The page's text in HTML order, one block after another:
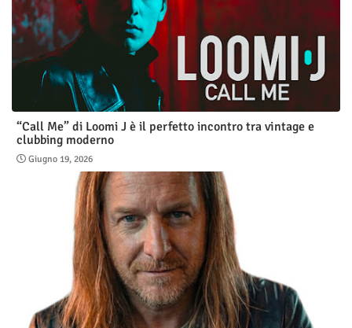
“Call Me” di Loomi J è il perfetto incontro tra vintage e
clubbing moderno
Giugno 19, 2026